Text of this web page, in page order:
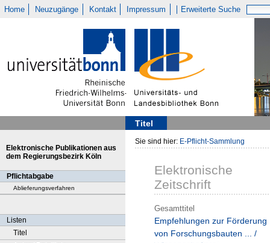
Home Neuzugänge Kontakt Impressum Erweiterte Suche
Titel
Elektronische Publikationen aus
dem Regierungsbezirk Köln
Pflichtabgabe
Ablieferungsverfahren
Listen
Titel
Sie sind hier: E-Pflicht-Sammlung
Elektronische
Zeitschrift
Gesamttitel
Empfehlungen zur Förderung
von Forschungsbauten ... /